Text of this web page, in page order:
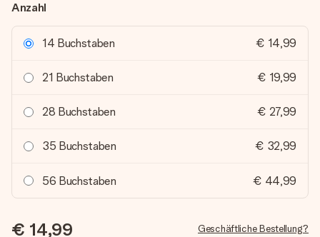
Anzahl
14 Buchstaben € 14,99
21 Buchstaben € 19,99
28 Buchstaben € 27,99
35 Buchstaben € 32,99
56 Buchstaben € 44,99
€ 14,99 Geschäftliche Bestellung?